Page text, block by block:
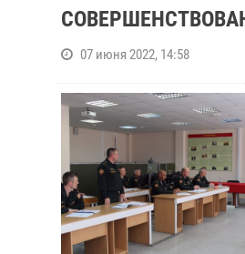
07 июня 2022, 14:58